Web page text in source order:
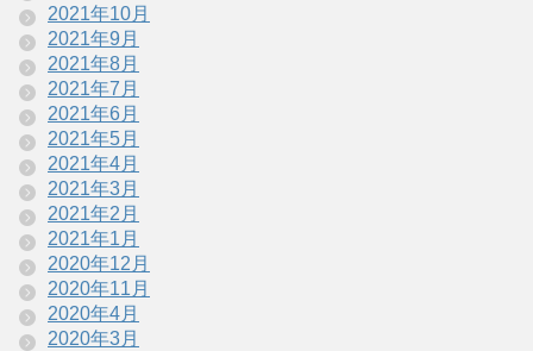
2021年10月
2021年9月
2021年8月
2021年7月
2021年6月
2021年5月
2021年4月
2021年3月
2021年2月
2021年1月
2020年12月
2020年11月
2020年4月
2020年3月